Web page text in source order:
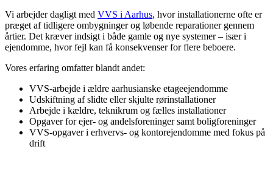
Vi arbejder dagligt med VVS i Aarhus, hvor installationerne ofte er
præget af tidligere ombygninger og løbende reparationer gennem
årtier. Det kræver indsigt i både gamle og nye systemer – især i
ejendomme, hvor fejl kan få konsekvenser for flere beboere.
Vores erfaring omfatter blandt andet:
VVS-arbejde i ældre aarhusianske etageejendomme
Udskiftning af slidte eller skjulte rørinstallationer
Arbejde i kældre, teknikrum og fælles installationer
Opgaver for ejer- og andelsforeninger samt boligforeninger
VVS-opgaver i erhvervs- og kontorejendomme med fokus på
drift